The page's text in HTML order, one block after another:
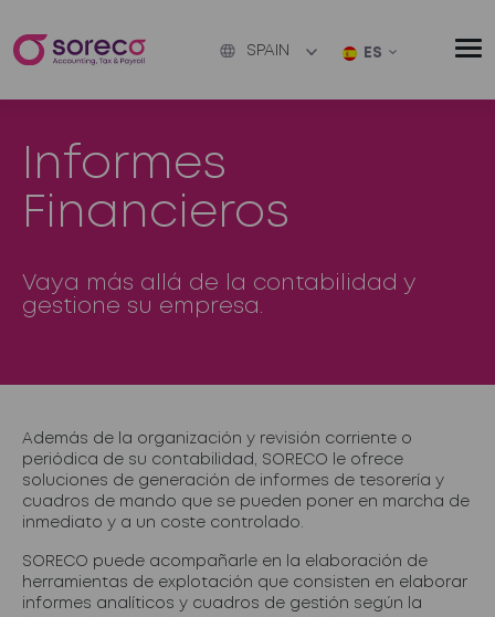
SPAIN ES
Informes
Financieros
Vaya más allá de la contabilidad y
gestione su empresa.
Además de la organización y revisión corriente o
periódica de su contabilidad, SORECO le ofrece
soluciones de generación de informes de tesorería y
cuadros de mando que se pueden poner en marcha de
inmediato y a un coste controlado.
SORECO puede acompañarle en la elaboración de
herramientas de explotación que consisten en elaborar
informes analíticos y cuadros de gestión según la